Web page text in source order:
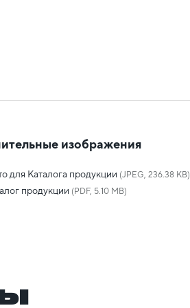
изображения
для Каталога продукции (JPEG, 236.38 KB)
продукции (PDF, 5.10 MB)